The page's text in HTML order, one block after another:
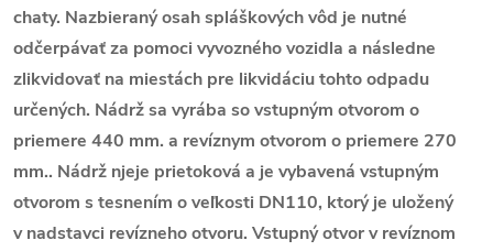
chaty. Nazbieraný osah spláškových vôd je nutné
odčerpávať za pomoci vyvozného vozidla a následne
zlikvidovať na miestách pre likvidáciu tohto odpadu
určených. Nádrž sa vyrába so vstupným otvorom o
priemere 440 mm. a revíznym otvorom o priemere 270
mm.. Nádrž njeje prietoková a je vybavená vstupným
otvorom s tesnením o veľkosti DN110, ktorý je uložený
v nadstavci revízneho otvoru. Vstupný otvor v revíznom